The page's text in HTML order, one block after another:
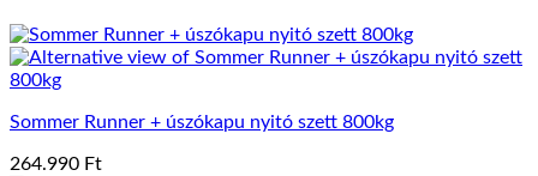
Sommer Runner + úszókapu nyitó szett 800kg
264.990 Ft